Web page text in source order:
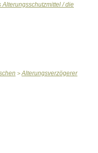
Alterungsschutzmittel / die
> Alterungsverzögerer